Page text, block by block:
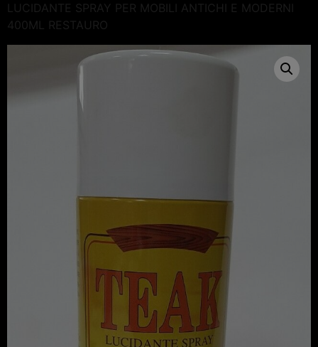
LUCIDANTE SPRAY PER MOBILI ANTICHI E MODERNI
400ML RESTAURO